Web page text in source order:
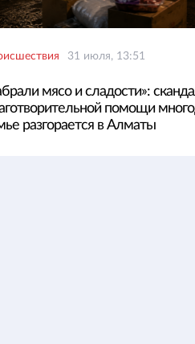
31 июля, 13:51
мясо и сладости»:
помощи
разгорается в Алматы